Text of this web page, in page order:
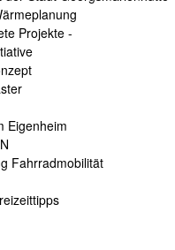
Projekte -
Eigenheim
Fahrradmobilität